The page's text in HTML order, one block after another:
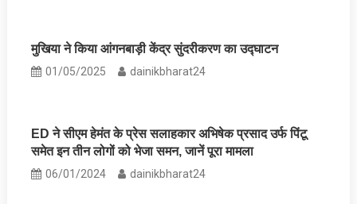
मुखिया ने किया आंगनबाड़ी केंद्र सुंदरीकरण का उद्घाटन
01/05/2025 dainikbharat24
ED ने सीएम हेमंत के प्रेस सलाहकार अभिषेक प्रसाद उर्फ पिंटू
समेत इन तीन लोगों को भेजा समन, जानें पूरा मामला
06/01/2024 dainikbharat24